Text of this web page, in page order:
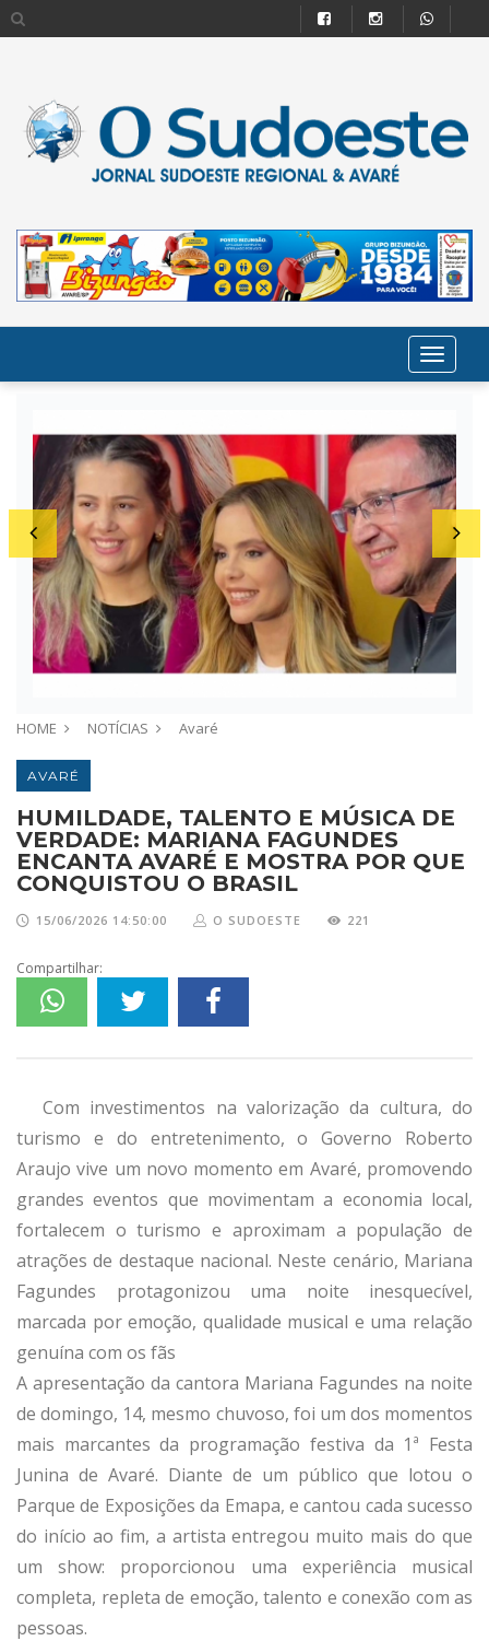
HOME NOTÍCIAS Avaré
AVARÉ
HUMILDADE, TALENTO E MÚSICA DE
VERDADE: MARIANA FAGUNDES
ENCANTA AVARÉ E MOSTRA POR QUE
CONQUISTOU O BRASIL
15/06/2026 14:50:00 O SUDOESTE 221
Compartilhar:
Com investimentos na valorização da cultura, do
turismo e do entretenimento, o Governo Roberto
Araujo vive um novo momento em Avaré, promovendo
grandes eventos que movimentam a economia local,
fortalecem o turismo e aproximam a população de
atrações de destaque nacional. Neste cenário, Mariana
Fagundes protagonizou uma noite inesquecível,
marcada por emoção, qualidade musical e uma relação
genuína com os fãs
A apresentação da cantora Mariana Fagundes na noite
de domingo, 14, mesmo chuvoso, foi um dos momentos
mais marcantes da programação festiva da 1ª Festa
Junina de Avaré. Diante de um público que lotou o
Parque de Exposições da Emapa, e cantou cada sucesso
do início ao fim, a artista entregou muito mais do que
um show: proporcionou uma experiência musical
completa, repleta de emoção, talento e conexão com as
pessoas.